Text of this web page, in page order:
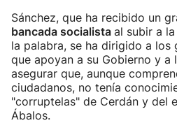
Sánchez, que ha recibido un
bancada socialista al subir a
la palabra, se ha dirigido a los
que apoyan a su Gobierno y a
asegurar que, aunque
ciudadanos, no tenía
"corruptelas" de Cerdán y del
Ábalos.